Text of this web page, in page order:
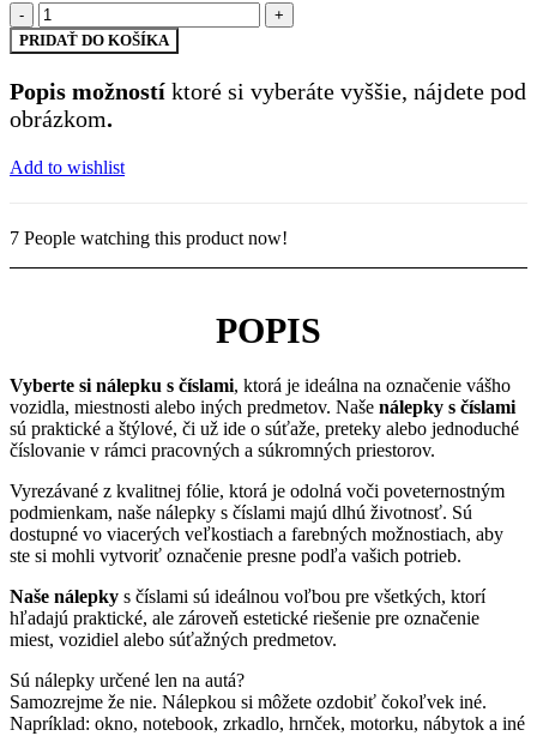
množstvo
čísla
(43)
PRIDAŤ DO KOŠÍKA
Popis možností ktoré si vyberáte vyššie, nájdete pod
obrázkom.
Add to wishlist
7 People watching this product now!
POPIS
Vyberte si nálepku s číslami, ktorá je ideálna na označenie vášho
vozidla, miestnosti alebo iných predmetov. Naše nálepky s číslami
sú praktické a štýlové, či už ide o súťaže, preteky alebo jednoduché
číslovanie v rámci pracovných a súkromných priestorov.
Vyrezávané z kvalitnej fólie, ktorá je odolná voči poveternostným
podmienkam, naše nálepky s číslami majú dlhú životnosť. Sú
dostupné vo viacerých veľkostiach a farebných možnostiach, aby
ste si mohli vytvoriť označenie presne podľa vašich potrieb.
Naše nálepky s číslami sú ideálnou voľbou pre všetkých, ktorí
hľadajú praktické, ale zároveň estetické riešenie pre označenie
miest, vozidiel alebo súťažných predmetov.
Sú nálepky určené len na autá?
Samozrejme že nie. Nálepkou si môžete ozdobiť čokoľvek iné.
Napríklad: okno, notebook, zrkadlo, hrnček, motorku, nábytok a iné